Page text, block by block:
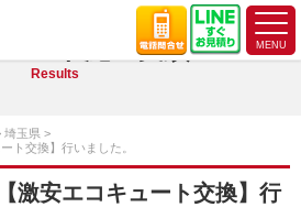
ート施工実績
Results
埼玉県
ト交換】行いました。
激安エコキュート交換】行